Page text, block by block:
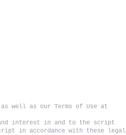
well as our Terms of Use at
interest in and to the script
in accordance with these legal